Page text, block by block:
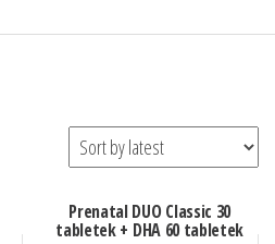
Prenatal DUO Classic 30
tabletek + DHA 60 tabletek